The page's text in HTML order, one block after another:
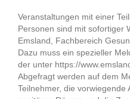
Veranstaltungen mit einer
Personen sind mit sofortiger
Emsland, Fachbereich
Dazu muss ein spezieller
der unter https://
Abgefragt werden auf dem
Teilnehmer, die vorwiegende